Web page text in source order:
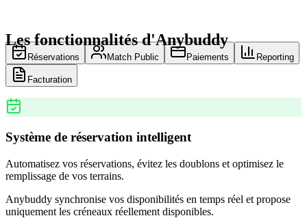
Les fonctionnalités d'Anybuddy
Réservations Match Public Paiements Reporting
Facturation
Système de réservation intelligent
Automatisez vos réservations, évitez les doublons et optimisez le
remplissage de vos terrains.
Anybuddy synchronise vos disponibilités en temps réel et propose
uniquement les créneaux réellement disponibles.